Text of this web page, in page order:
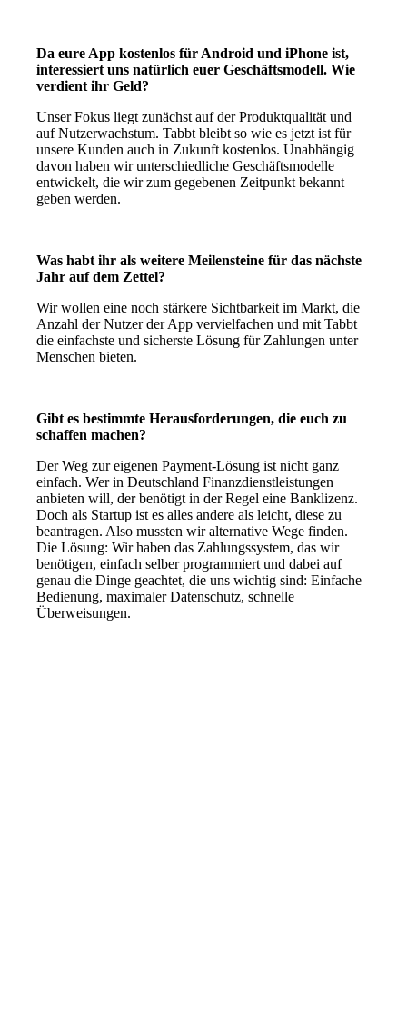
Da eure App kostenlos für Android und iPhone ist,
interessiert uns natürlich euer Geschäftsmodell. Wie
verdient ihr Geld?
Unser Fokus liegt zunächst auf der Produktqualität und
auf Nutzerwachstum. Tabbt bleibt so wie es jetzt ist für
unsere Kunden auch in Zukunft kostenlos. Unabhängig
davon haben wir unterschiedliche Geschäftsmodelle
entwickelt, die wir zum gegebenen Zeitpunkt bekannt
geben werden.
Was habt ihr als weitere Meilensteine für das nächste
Jahr auf dem Zettel?
Wir wollen eine noch stärkere Sichtbarkeit im Markt, die
Anzahl der Nutzer der App vervielfachen und mit Tabbt
die einfachste und sicherste Lösung für Zahlungen unter
Menschen bieten.
Gibt es bestimmte Herausforderungen, die euch zu
schaffen machen?
Der Weg zur eigenen Payment-Lösung ist nicht ganz
einfach. Wer in Deutschland Finanzdienstleistungen
anbieten will, der benötigt in der Regel eine Banklizenz.
Doch als Startup ist es alles andere als leicht, diese zu
beantragen. Also mussten wir alternative Wege finden.
Die Lösung: Wir haben das Zahlungssystem, das wir
benötigen, einfach selber programmiert und dabei auf
genau die Dinge geachtet, die uns wichtig sind: Einfache
Bedienung, maximaler Datenschutz, schnelle
Überweisungen.